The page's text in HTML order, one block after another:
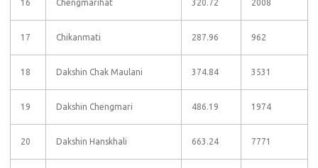
16 Chengmarihat 320.72 2008
17 Chikanmati 287.96 962
18 Dakshin Chak Maulani 374.84 3531
19 Dakshin Chengmari 486.19 1974
20 Dakshin Hanskhali 663.24 7771